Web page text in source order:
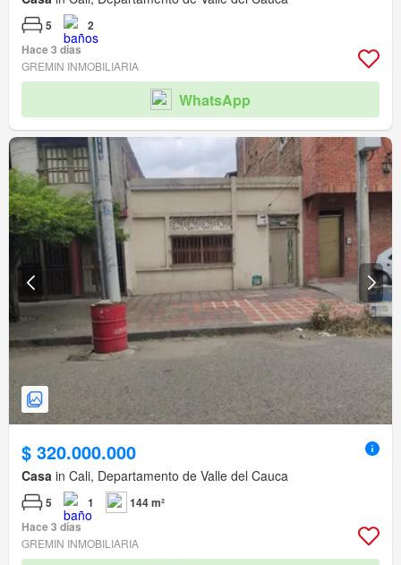
5
2
Hace 3 días
GREMIN INMOBILIARIA
WhatsApp
$ 320.000.000
Casa in Cali, Departamento de Valle del Cauca
5 1
144 m²
Hace 3 días
GREMIN INMOBILIARIA